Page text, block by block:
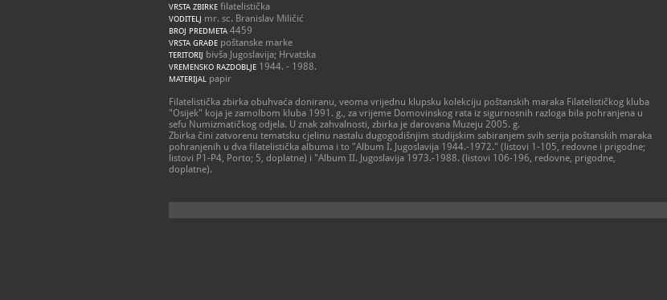
VRSTA ZBIRKE filatelistička
VODITELJ mr. sc. Branislav Miličić
BROJ PREDMETA 4459
VRSTA GRAĐE poštanske marke
TERITORIJ bivša Jugoslavija; Hrvatska
VREMENSKO RAZDOBLJE 1944. - 1988.
MATERIJAL papir
Filatelistička zbirka obuhvaća doniranu, veoma vrijednu klupsku kolekciju poštanskih maraka Filatelističkog kluba
"Osijek" koja je zamolbom kluba 1991. g., za vrijeme Domovinskog rata iz sigurnosnih razloga bila pohranjena u
sefu Numizmatičkog odjela. U znak zahvalnosti, zbirka je darovana Muzeju 2005. g.
Zbirka čini zatvorenu tematsku cjelinu nastalu dugogodišnjim studijskim sabiranjem svih serija poštanskih maraka
pohranjenih u dva filatelistička albuma i to "Album I. Jugoslavija 1944.-1972." (listovi 1-105, redovne i prigodne;
listovi P1-P4, Porto; 5, doplatne) i "Album II. Jugoslavija 1973.-1988. (listovi 106-196, redovne, prigodne,
doplatne).